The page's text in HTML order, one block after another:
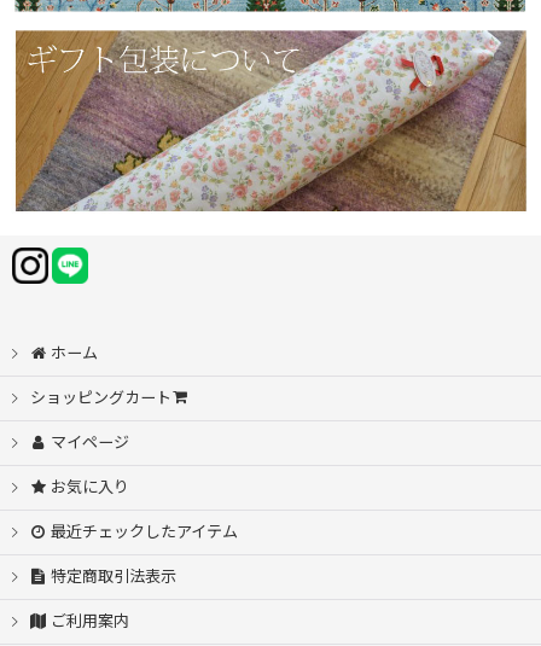
ホーム
ショッピングカート
マイページ
お気に入り
最近チェックしたアイテム
特定商取引法表示
ご利用案内